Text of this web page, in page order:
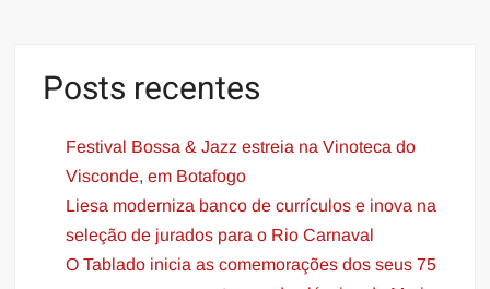
Posts recentes
Festival Bossa & Jazz estreia na Vinoteca do
Visconde, em Botafogo
​​Liesa moderniza banco de currículos e inova na
seleção de jurados para o Rio Carnaval
O Tablado inicia as comemorações dos seus 75